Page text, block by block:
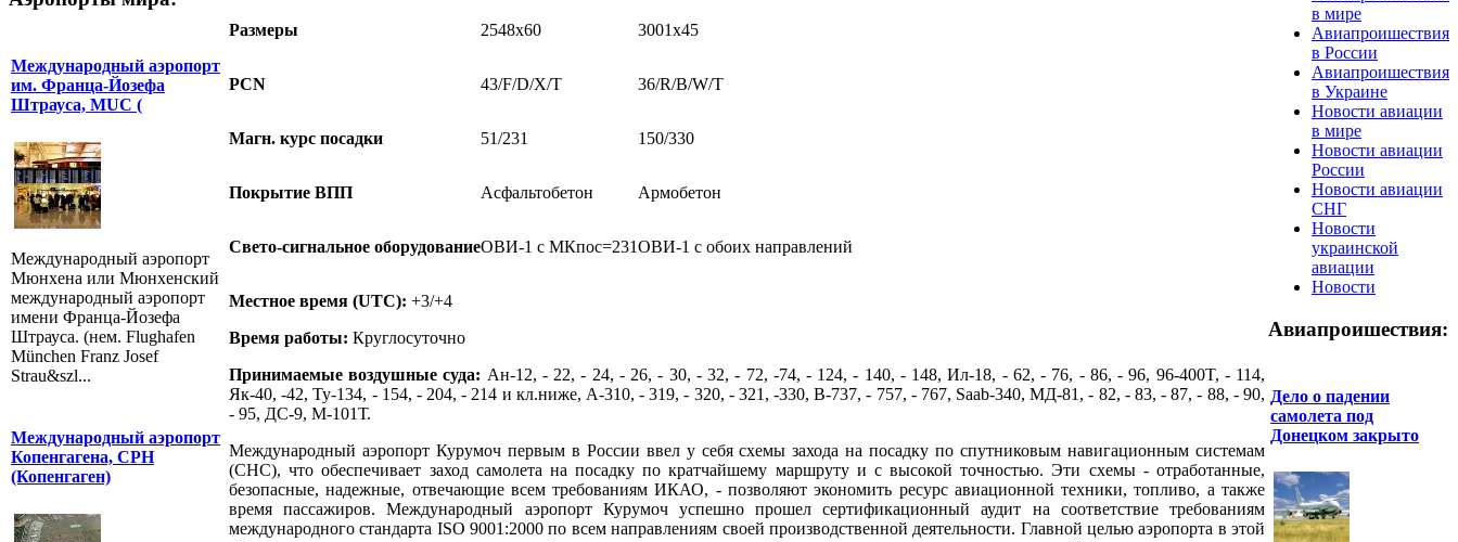
Международный аэропорт
им. Франца-Йозефа
Штрауса, MUC (
Международный аэропорт
Мюнхена или Мюнхенский
международный аэропорт
имени Франца-Йозефа
Штрауса. (нем. Flughafen
München Franz Josef
Strau&szl...
Международный аэропорт
Копенгагена, CPH
(Копенгаген)
Размеры 2548х60 3001х45
PCN 43/F/D/X/T 36/R/B/W/T
Магн. курс посадки 51/231 150/330
Покрытие ВПП Асфальтобетон Армобетон
Свето-сигнальное оборудованиеОВИ-1 c МКпос=231ОВИ-1 с обоих направлений
Местное время (UTC): +3/+4
Время работы: Круглосуточно
Принимаемые воздушные суда: Ан-12, - 22, - 24, - 26, - 30, - 32, - 72, -74, - 124, - 140, - 148, Ил-18, - 62, - 76, - 86, - 96, 96-400T, - 114,
Як-40, -42, Ту-134, - 154, - 204, - 214 и кл.ниже, А-310, - 319, - 320, - 321, -330, В-737, - 757, - 767, Saab-340, МД-81, - 82, - 83, - 87, - 88, - 90,
- 95, ДС-9, М-101Т.
Международный аэропорт Курумоч первым в России ввел у себя схемы захода на посадку по спутниковым навигационным системам
(СНС), что обеспечивает заход самолета на посадку по кратчайшему маршруту и с высокой точностью. Эти схемы - отработанные,
безопасные, надежные, отвечающие всем требованиям ИКАО, - позволяют экономить ресурс авиационной техники, топливо, а также
время пассажиров. Международный аэропорт Курумоч успешно прошел сертификационный аудит на соответствие требованиям
международного стандарта ISO 9001:2000 по всем направлениям своей производственной деятельности. Главной целью аэропорта в этой
в мире
Авиапроишествия
в России
Авиапроишествия
в Украине
Новости авиации
в мире
Новости авиации
России
Новости авиации
СНГ
Новости
украинской
авиации
Новости
Авиапроишествия:
Дело о падении
самолета под
Донецком закрыто